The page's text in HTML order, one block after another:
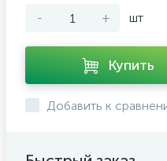
- + шт
Купить
Добавить к